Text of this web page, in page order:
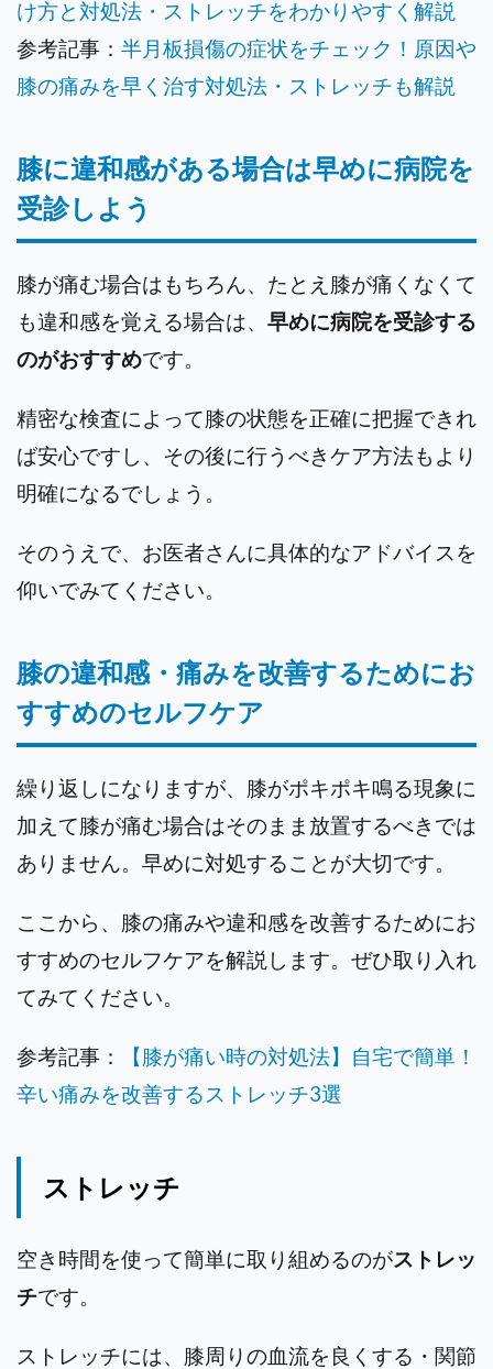
け方と対処法・ストレッチをわかりやすく解説
参考記事： 半月板損傷の症状をチェック！原因や
膝の痛みを早く治す対処法・ストレッチも解説
膝に違和感がある場合は早めに病院を
受診しよう
膝が痛む場合はもちろん、たとえ膝が痛くなくて
も違和感を覚える場合は、 早めに病院を受診する
のがおすすめです。
精密な検査によって膝の状態を正確に把握できれ
ば安心ですし、その後に行うべきケア方法もより
明確になるでしょう。
そのうえで、お医者さんに具体的なアドバイスを
仰いでみてください。
膝の違和感・痛みを改善するためにお
すすめのセルフケア
繰り返しになりますが、膝がポキポキ鳴る現象に
加えて膝が痛む場合はそのまま放置するべきでは
ありません。早めに対処することが大切です。
ここから、膝の痛みや違和感を改善するためにお
すすめのセルフケアを解説します。ぜひ取り入れ
てみてください。
参考記事：
【膝が痛い時の対処法】自宅で簡単！
辛い痛みを改善するストレッチ3選
ストレッチ
空き時間を使って簡単に取り組めるのがストレッ
チです。
ストレッチには、膝周りの血流を良くする・関節